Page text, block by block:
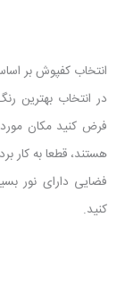
انتخاب کفپوش بر
در انتخاب بهترین
فرض کنید مکان
هستند، قطعا به کار
فضایی دارای نور
کنید.